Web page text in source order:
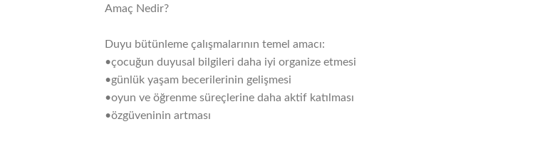
Amaç Nedir?
Duyu bütünleme çalışmalarının temel amacı:
•çocuğun duyusal bilgileri daha iyi organize etmesi
•günlük yaşam becerilerinin gelişmesi
•oyun ve öğrenme süreçlerine daha aktif katılması
•özgüveninin artması